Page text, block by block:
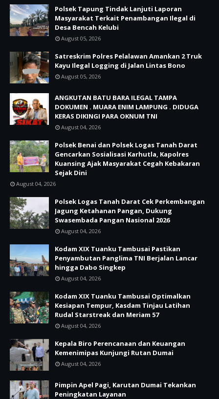
Polsek Tapung Tindak Lanjuti Laporan
Masyarakat Terkait Penambangan Ilegal di
Desa Bencah Kelubi
August 05, 2026
Satreskrim Polres Pelalawan Amankan 2 Truk
Kayu Ilegal Logging di Jalan Lintas Bono
August 05, 2026
ANGKUTAN BATU BARA ILEGAL TAMPA
DOKUMEN . MUARA ENIM LAMPUNG . DIDUGA
KERAS DIKINGI PARA OKNUM TNI
August 04, 2026
Polsek Benai dan Polsek Logas Tanah Darat
Gencarkan Sosialisasi Karhutla, Kapolres
Kuansing Ajak Masyarakat Cegah Kebakaran
Sejak Dini
August 04, 2026
Polsek Logas Tanah Darat Cek Perkembangan
Jagung Ketahanan Pangan, Dukung
Swasembada Pangan Nasional 2026
August 04, 2026
Kodam XIX Tuanku Tambusai Pastikan
Penyambutan Panglima TNI Berjalan Lancar
hingga Dabo Singkep
August 04, 2026
Kodam XIX Tuanku Tambusai Optimalkan
Kesiapan Tempur, Kasdam Tinjau Latihan
Rudal Starstreak dan Meriam 57
August 04, 2026
Kepala Biro Perencanaan dan Keuangan
Kemenimipas Kunjungi Rutan Dumai
August 04, 2026
Pimpin Apel Pagi, Karutan Dumai Tekankan
Peningkatan Layanan